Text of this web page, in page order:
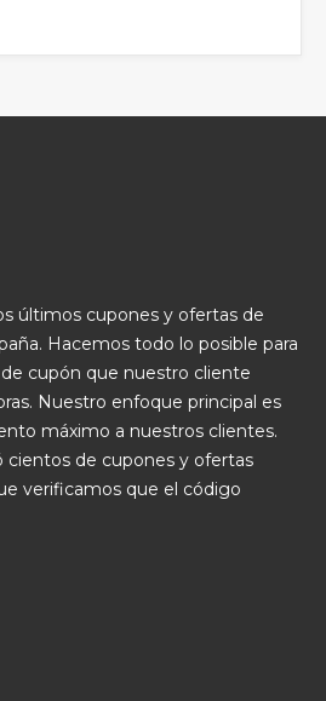
últimos cupones y ofertas de
Hacemos todo lo posible para
cupón que nuestro cliente
Nuestro enfoque principal es
máximo a nuestros clientes.
cientos de cupones y ofertas
verificamos que el código